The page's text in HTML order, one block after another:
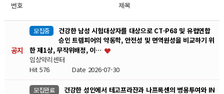
번호 제목
공지
모집중
건강한 남성 시험대상자를 대상으로 CT-P68 및 유럽연합
승인 트렘피어의 약동학, 안전성 및 면역원성을 비교하기 위
한 제1상, 무작위배정, 이…
임상약리센터
Hit 576Date 2026-07-30
모집완료
건강한 성인에서 테고프라잔과 나프록센의 병용투여와 IN